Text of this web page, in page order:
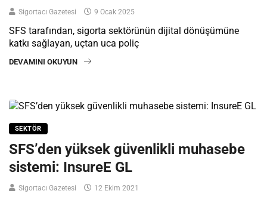
Sigortacı Gazetesi 9 Ocak 2025
SFS tarafından, sigorta sektörünün dijital dönüşümüne
katkı sağlayan, uçtan uca poliç
DEVAMINI OKUYUN
SEKTÖR
SFS’den yüksek güvenlikli muhasebe
sistemi: InsureE GL
Sigortacı Gazetesi 12 Ekim 2021